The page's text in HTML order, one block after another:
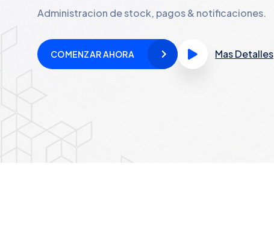
Administracion de stock, pagos & notificaciones.
COMENZAR AHORA Mas Detalles